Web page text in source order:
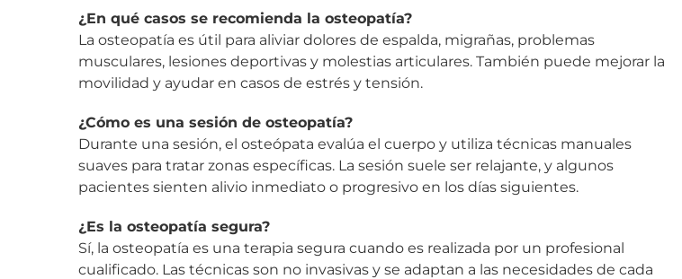
¿En qué casos se recomienda la osteopatía?
La osteopatía es útil para aliviar dolores de espalda, migrañas, problemas
musculares, lesiones deportivas y molestias articulares. También puede mejorar la
movilidad y ayudar en casos de estrés y tensión.
¿Cómo es una sesión de osteopatía?
Durante una sesión, el osteópata evalúa el cuerpo y utiliza técnicas manuales
suaves para tratar zonas específicas. La sesión suele ser relajante, y algunos
pacientes sienten alivio inmediato o progresivo en los días siguientes.
¿Es la osteopatía segura?
Sí, la osteopatía es una terapia segura cuando es realizada por un profesional
cualificado. Las técnicas son no invasivas y se adaptan a las necesidades de cada